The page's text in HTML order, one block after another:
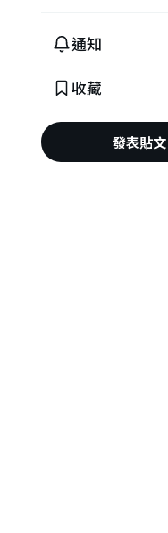
通知
收藏
發表貼文